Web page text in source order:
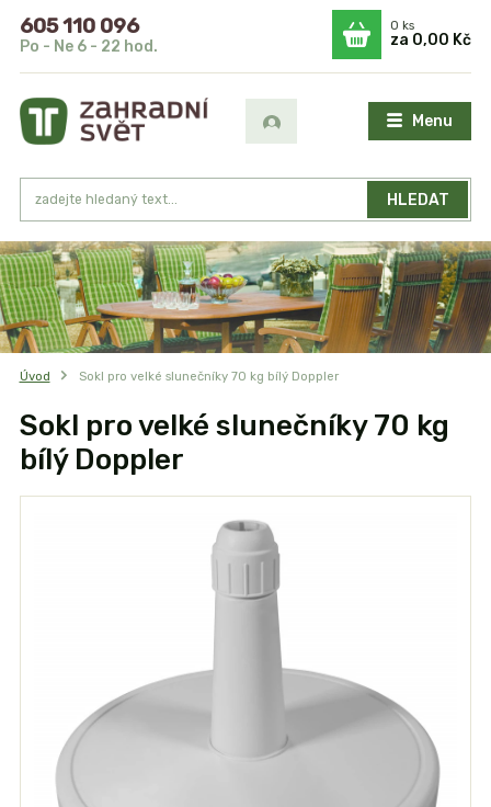
Menu
HLEDAT
605 110 096
Po - Ne 6 - 22 hod.
0ks
za 0,00 Kč
Úvod Sokl pro velké slunečníky 70 kg bílý Doppler
Sokl pro velké slunečníky 70 kg
bílý Doppler